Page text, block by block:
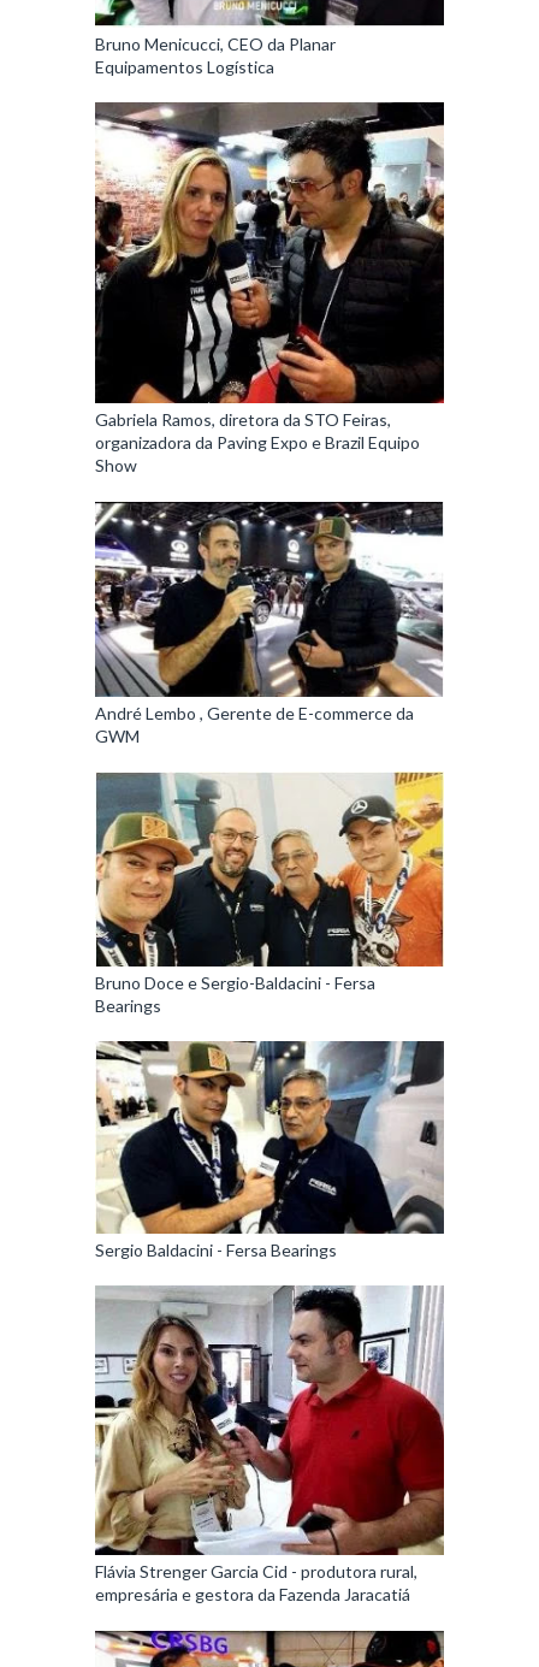
Bruno Menicucci, CEO da Planar
Equipamentos Logística
Gabriela Ramos, diretora da STO Feiras,
organizadora da Paving Expo e Brazil Equipo
Show
André Lembo , Gerente de E-commerce da
GWM
Bruno Doce e Sergio-Baldacini - Fersa
Bearings
Sergio Baldacini - Fersa Bearings
Flávia Strenger Garcia Cid - produtora rural,
empresária e gestora da Fazenda Jaracatiá